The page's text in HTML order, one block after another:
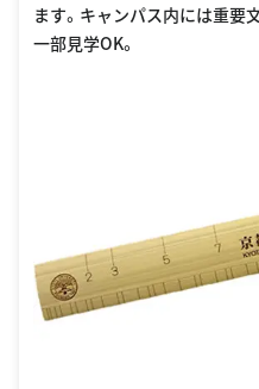
ます。キャンパス内には重要
一部見学OK。